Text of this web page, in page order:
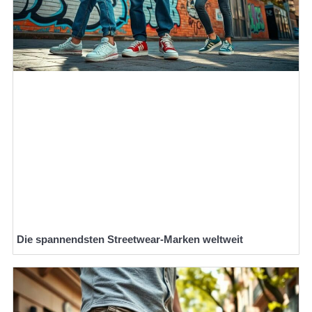
Die spannendsten Streetwear-Marken weltweit